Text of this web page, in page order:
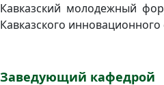
Кавказский молодежный
Кавказского
Заведующий кафедрой